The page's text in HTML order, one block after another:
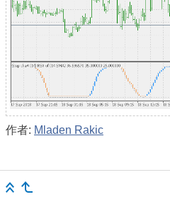
作者: Mladen Rakic